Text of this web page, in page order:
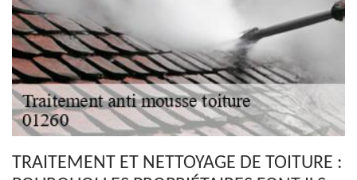
TRAITEMENT ET NETTOYAGE DE TOITURE :